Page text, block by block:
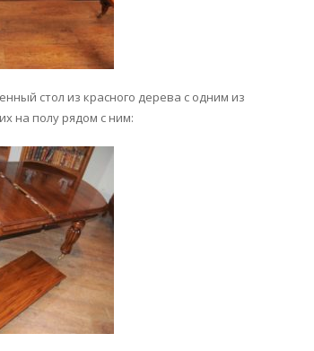
стол из красного дерева с одним из
на полу рядом с ним: